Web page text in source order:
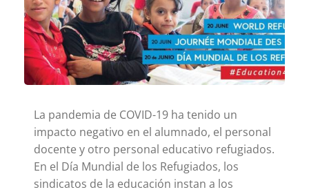
La pandemia de COVID-19 ha tenido un
impacto negativo en el alumnado, el personal
docente y otro personal educativo refugiados.
En el Día Mundial de los Refugiados, los
sindicatos de la educación instan a los